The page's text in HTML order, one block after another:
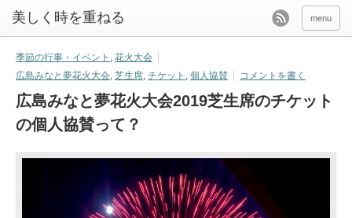
美しく時を重ねる menu
季節の行事・イベント , 花火大会
広島みなと夢花火大会, 芝生席, チケット , 個人協賛 コメントを書く
広島みなと夢花火大会2019芝生席のチケット
の個人協賛って？